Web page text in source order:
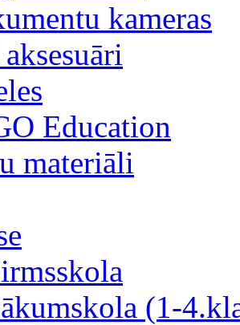
kameras
Education
materiāli
(1-